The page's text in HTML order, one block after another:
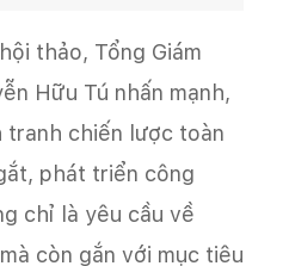
thảo, Tổng Giám
Hữu Tú nhấn mạnh,
tranh chiến lược toàn
phát triển công
chỉ là yêu cầu về
còn gắn với mục tiêu